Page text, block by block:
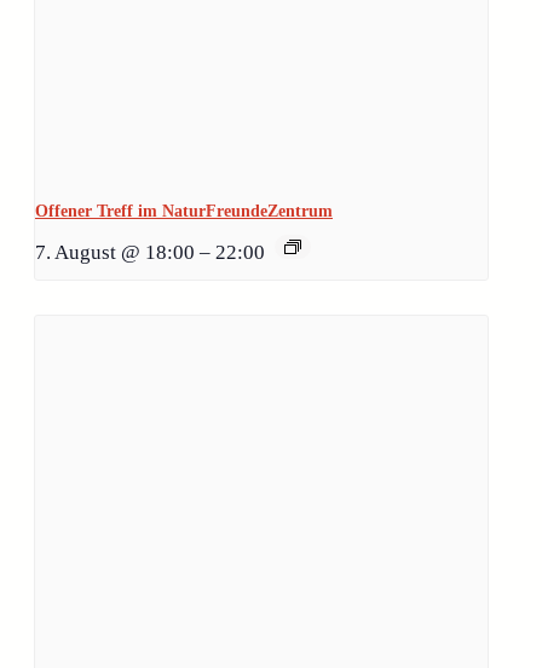
Offener Treff im NaturFreundeZentrum
7. August @ 18:00 – 22:00